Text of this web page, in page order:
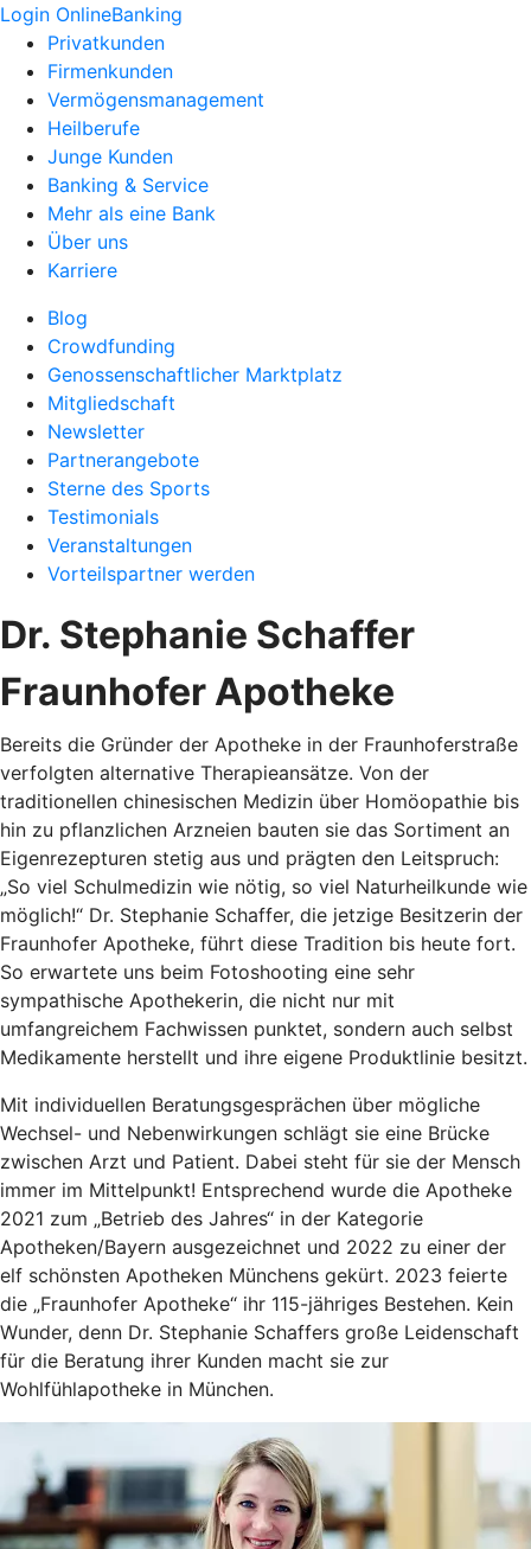
Login OnlineBanking
Privatkunden
Firmenkunden
Vermögensmanagement
Heilberufe
Junge Kunden
Banking & Service
Mehr als eine Bank
Über uns
Karriere
Blog
Crowdfunding
Genossenschaftlicher Marktplatz
Mitgliedschaft
Newsletter
Partnerangebote
Sterne des Sports
Testimonials
Veranstaltungen
Vorteilspartner werden
Dr. Stephanie Schaffer
Fraunhofer Apotheke
Bereits die Gründer der Apotheke in der Fraunhoferstraße
verfolgten alternative Therapieansätze. Von der
traditionellen chinesischen Medizin über Homöopathie bis
hin zu pflanzlichen Arzneien bauten sie das Sortiment an
Eigenrezepturen stetig aus und prägten den Leitspruch:
„So viel Schulmedizin wie nötig, so viel Naturheilkunde wie
möglich!“ Dr. Stephanie Schaffer, die jetzige Besitzerin der
Fraunhofer Apotheke, führt diese Tradition bis heute fort.
So erwartete uns beim Fotoshooting eine sehr
sympathische Apothekerin, die nicht nur mit
umfangreichem Fachwissen punktet, sondern auch selbst
Medikamente herstellt und ihre eigene Produktlinie besitzt.
Mit individuellen Beratungsgesprächen über mögliche
Wechsel- und Nebenwirkungen schlägt sie eine Brücke
zwischen Arzt und Patient. Dabei steht für sie der Mensch
immer im Mittelpunkt! Entsprechend wurde die Apotheke
2021 zum „Betrieb des Jahres“ in der Kategorie
Apotheken/Bayern ausgezeichnet und 2022 zu einer der
elf schönsten Apotheken Münchens gekürt. 2023 feierte
die „Fraunhofer Apotheke“ ihr 115-jähriges Bestehen. Kein
Wunder, denn Dr. Stephanie Schaffers große Leidenschaft
für die Beratung ihrer Kunden macht sie zur
Wohlfühlapotheke in München.